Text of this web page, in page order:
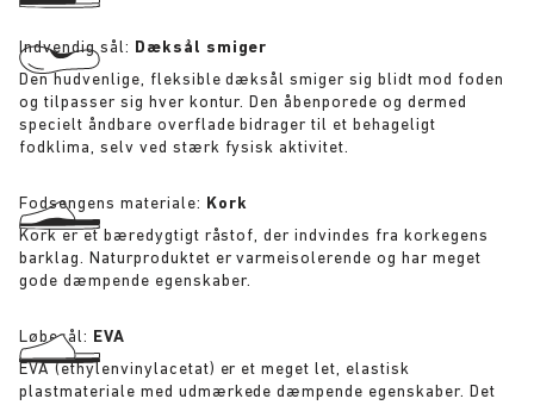
Indvendig sål: Dæksål smiger
Den hudvenlige, fleksible dæksål smiger sig blidt mod foden
og tilpasser sig hver kontur. Den åbenporede og dermed
specielt åndbare overflade bidrager til et behageligt
fodklima, selv ved stærk fysisk aktivitet.
Fodsengens materiale: Kork
Kork er et bæredygtigt råstof, der indvindes fra korkegens
barklag. Naturproduktet er varmeisolerende og har meget
gode dæmpende egenskaber.
Løbesål: EVA
EVA (ethylenvinylacetat) er et meget let, elastisk
plastmateriale med udmærkede dæmpende egenskaber. Det